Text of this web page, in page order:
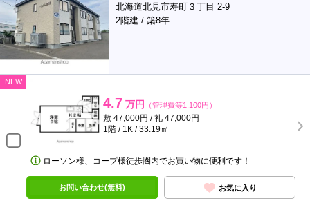
北海道北見市寿町３丁目 2-9
2階建 / 築8年
NEW
4.7 万円 （管理費等1,100円）
敷 47,000円 / 礼 47,000円
1階 / 1K / 33.19㎡
ローソン様、コープ様徒歩圏内でお買い物に便利です！
お問い合わせ(無料) お気に入り